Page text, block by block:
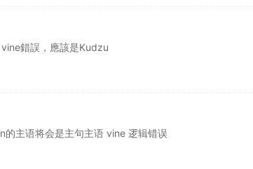
錯誤，應該是Kudzu
主语将会是主句主语 vine 逻辑错误